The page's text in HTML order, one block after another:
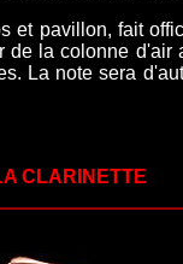
et pavillon, fait
la colonne
La note sera
CLARINETTE